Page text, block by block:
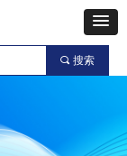
끠 搜索